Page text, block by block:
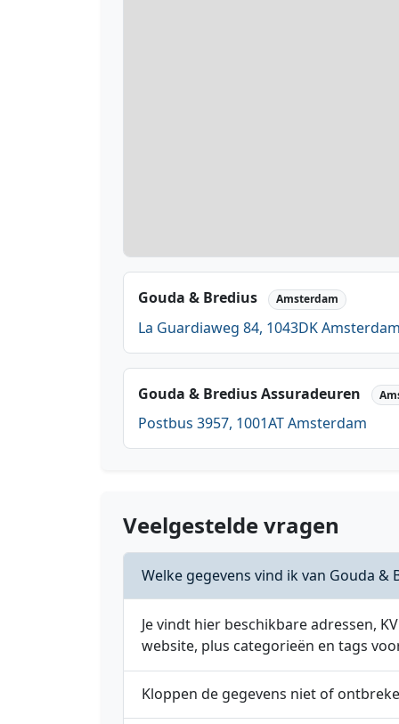
Gouda & Bredius Amsterdam
La Guardiaweg 84, 1043DK
Gouda & Bredius Assuradeuren
Postbus 3957, 1001AT Amsterdam
Veelgestelde vragen
Welke gegevens vind ik van Gouda
Je vindt hier beschikbare adressen,
website, plus categorieën en tags
Kloppen de gegevens niet of